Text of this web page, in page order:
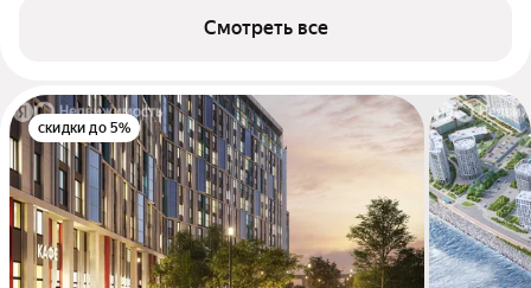
Смотреть все
скидки до 5%